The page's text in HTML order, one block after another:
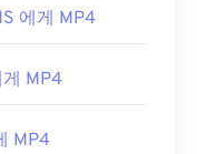
mpeg-a/
.html
해결하려면
에게 MP4
MP4
MP4